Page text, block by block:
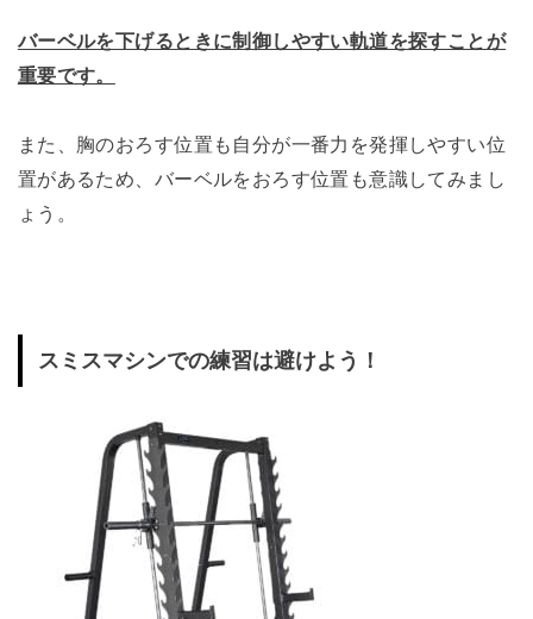
バーベルを下げるときに制御しやすい軌道を探すことが
重要です。
また、胸のおろす位置も自分が一番力を発揮しやすい位
置があるため、バーベルをおろす位置も意識してみまし
ょう。
スミスマシンでの練習は避けよう！